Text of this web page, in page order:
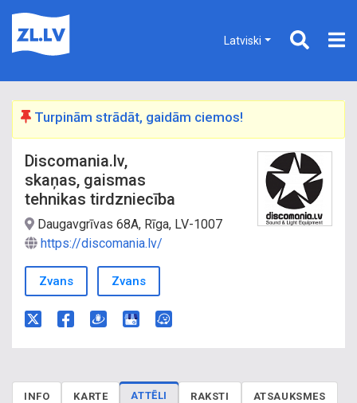
Latviski
Turpinām strādāt, gaidām ciemos!
Discomania.lv,
skaņas, gaismas
tehnikas tirdzniecība
Daugavgrīvas 68A, Rīga, LV-1007
https://discomania.lv/
Zvans Zvans
INFO KARTE ATTĒLI RAKSTI ATSAUKSMES